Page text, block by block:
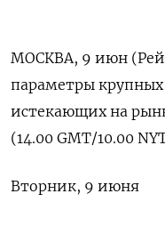
МОСКВА, 9 июн
параметры
истекающих на
(14.00 ⁠GMT/10.00
Вторник, 9 июня